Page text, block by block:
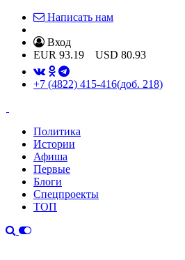
Написать нам
Вход
EUR 93.19 USD 80.93
+7 (4822) 415-416(доб. 218)
Политика
Истории
Афиша
Первые
Блоги
Спецпроекты
ТОП